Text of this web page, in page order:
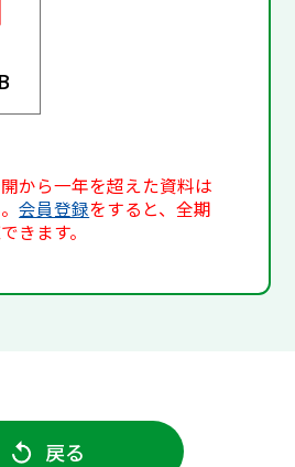
から一年を超えた資料は
会員登録をすると、全期
きます。
戻る